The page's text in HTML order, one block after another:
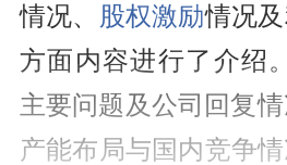
情况、 股权激励情况
方面内容进行了介绍
主要问题及公司回复
产能布局与国内竞争